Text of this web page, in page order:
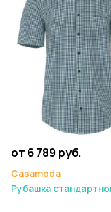
от 6 789 руб.
Casamoda
Рубашка